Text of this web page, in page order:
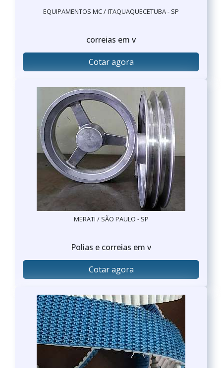
EQUIPAMENTOS MC / ITAQUAQUECETUBA - SP
correias em v
Cotar agora
MERATI / SÃO PAULO - SP
Polias e correias em v
Cotar agora